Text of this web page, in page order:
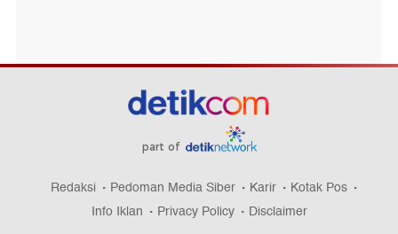
part of
Redaksi Pedoman Media Siber Karir
Kotak Pos
Info Iklan
Privacy Policy Disclaimer